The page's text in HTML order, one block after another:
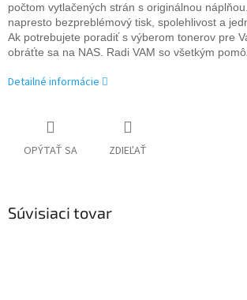
počtom vytlačených strán s originálnou
napresto bezpreblémový tisk, spolehlivost a
Ak potrebujete poradiť s výberom tonerov pre
obráťte sa na NAS. Radi VAM so všetkým
Detailné informácie
OPÝTAŤ SA ZDIEĽAŤ
Súvisiaci tovar